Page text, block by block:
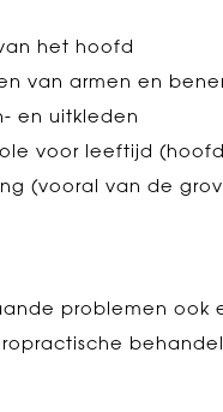
het hoofd
van armen en
en uitkleden
voor leeftijd
(vooral van de
problemen